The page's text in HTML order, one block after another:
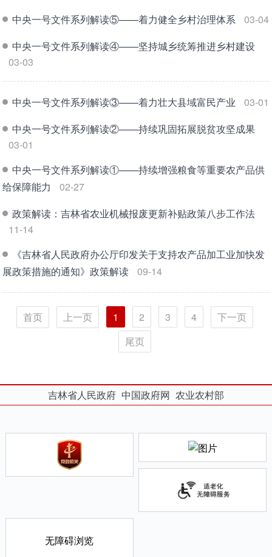
中央一号文件系列解读⑤——着力健全乡村治理体系
03-04
中央一号文件系列解读④——坚持城乡统筹推进乡村建设
03-03
中央一号文件系列解读③——着力壮大县域富民产业
03-01
中央一号文件系列解读②——持续巩固拓展脱贫攻坚成果
03-01
中央一号文件系列解读①——持续增强粮食等重要农产品供
给保障能力
02-27
政策解读：吉林省农业机械报废更新补贴政策八步工作法
11-14
《吉林省人民政府办公厅印发关于支持农产品加工业加快发
展政策措施的通知》政策解读
09-14
首页 上一页 1 2 3 4
下一页
尾页
吉林省人民政府 中国政府网 农业农村部
无障碍浏览